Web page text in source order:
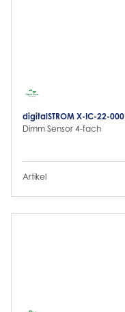
digitalSTROM X-IC-22-
Dimm Sensor 4-fach
Artikel